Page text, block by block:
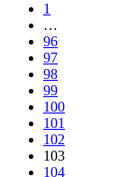
1
…
96
97
98
99
100
101
102
103
104